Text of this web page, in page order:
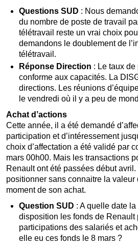
Questions SUD : Nous
du nombre de poste de travail
télétravail reste un vrai choix
demandons le doublement de
télétravail.
Réponse Direction : Le taux
conforme aux capacités. La
directions. Les réunions
le vendredi où il y a peu de
Achat d’actions
Cette année, il a été demandé
participation et d’intéressement
choix d’affectation a été validé par
mars 00h00. Mais les transactions
Renault ont été passées début
positionner sans connaitre la valeur
moment de son achat.
Question SUD : A quelle date
disposition les fonds de Renault
participations des salariés et
elle eu ces fonds le 8 mars ?